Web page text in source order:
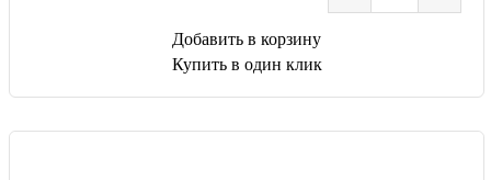
Добавить в корзину
Купить в один клик